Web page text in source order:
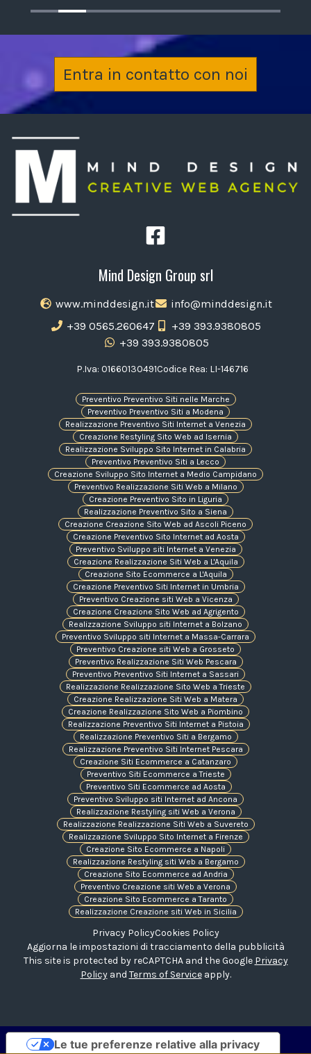
Entra in contatto con noi
Mind Design Group srl
www.minddesign.it
info@minddesign.it
+39 0565.260647
+39 393.9380805
+39 393.9380805
P.Iva: 01660130491Codice Rea: LI-146716
Preventivo Preventivo Siti nelle Marche
Preventivo Preventivo Siti a Modena
Realizzazione Preventivo Siti Internet a Venezia
Creazione Restyling Sito Web ad Isernia
Realizzazione Sviluppo Sito Internet in Calabria
Preventivo Preventivo Siti a Lecco
Creazione Sviluppo Sito Internet a Medio Campidano
Preventivo Realizzazione Siti Web a Milano
Creazione Preventivo Sito in Liguria
Realizzazione Preventivo Sito a Siena
Creazione Creazione Sito Web ad Ascoli Piceno
Creazione Preventivo Sito Internet ad Aosta
Preventivo Sviluppo siti Internet a Venezia
Creazione Realizzazione Siti Web a L'Aquila
Creazione Sito Ecommerce a L'Aquila
Creazione Preventivo Siti Internet in Umbria
Preventivo Creazione siti Web a Vicenza
Creazione Creazione Sito Web ad Agrigento
Realizzazione Sviluppo siti Internet a Bolzano
Preventivo Sviluppo siti Internet a Massa-Carrara
Preventivo Creazione siti Web a Grosseto
Preventivo Realizzazione Siti Web Pescara
Preventivo Preventivo Siti Internet a Sassari
Realizzazione Realizzazione Sito Web a Trieste
Creazione Realizzazione Siti Web a Matera
Creazione Realizzazione Sito Web a Piombino
Realizzazione Preventivo Siti Internet a Pistoia
Realizzazione Preventivo Siti a Bergamo
Realizzazione Preventivo Siti Internet Pescara
Creazione Siti Ecommerce a Catanzaro
Preventivo Siti Ecommerce a Trieste
Preventivo Siti Ecommerce ad Aosta
Preventivo Sviluppo siti Internet ad Ancona
Realizzazione Restyling siti Web a Verona
Realizzazione Realizzazione Siti Web a Suvereto
Realizzazione Sviluppo Sito Internet a Firenze
Creazione Sito Ecommerce a Napoli
Realizzazione Restyling siti Web a Bergamo
Creazione Sito Ecommerce ad Andria
Preventivo Creazione siti Web a Verona
Creazione Sito Ecommerce a Taranto
Realizzazione Creazione siti Web in Sicilia
Privacy PolicyCookies Policy
Aggiorna le impostazioni di tracciamento della pubblicità
This site is protected by reCAPTCHA and the Google Privacy
Policyand Terms of Serviceapply.
Le tue preferenze relative alla privacy